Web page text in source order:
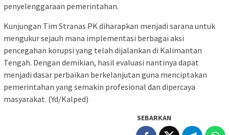
penyelenggaraan pemerintahan.
Kunjungan Tim Stranas PK diharapkan menjadi sarana untuk
mengukur sejauh mana implementasi berbagai aksi
pencegahan korupsi yang telah dijalankan di Kalimantan
Tengah. Dengan demikian, hasil evaluasi nantinya dapat
menjadi dasar perbaikan berkelanjutan guna menciptakan
pemerintahan yang semakin profesional dan dipercaya
masyarakat. (Yd/Kalped)
SEBARKAN